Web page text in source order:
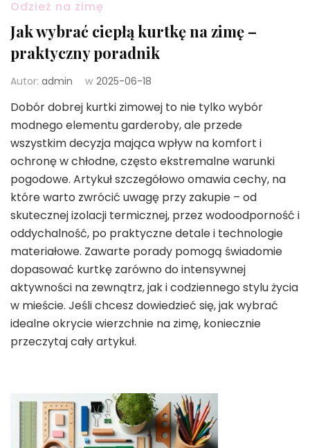
Odzież na zimę
Jak wybrać ciepłą kurtkę na zimę –
praktyczny poradnik
Autor: admin w 2025-06-18
Dobór dobrej kurtki zimowej to nie tylko wybór
modnego elementu garderoby, ale przede
wszystkim decyzja mająca wpływ na komfort i
ochronę w chłodne, często ekstremalne warunki
pogodowe. Artykuł szczegółowo omawia cechy, na
które warto zwrócić uwagę przy zakupie – od
skutecznej izolacji termicznej, przez wodoodporność i
oddychalność, po praktyczne detale i technologie
materiałowe. Zawarte porady pomogą świadomie
dopasować kurtkę zarówno do intensywnej
aktywności na zewnątrz, jak i codziennego stylu życia
w mieście. Jeśli chcesz dowiedzieć się, jak wybrać
idealne okrycie wierzchnie na zimę, koniecznie
przeczytaj cały artykuł.